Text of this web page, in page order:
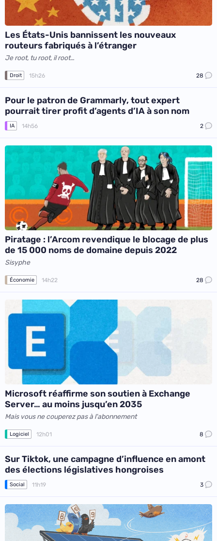
Les États-Unis bannissent les nouveaux
routeurs fabriqués à l’étranger
Je root, tu root, il root…
Droit 15h26 28
Pour le patron de Grammarly, tout expert
pourrait tirer profit d’agents d’IA à son nom
IA 14h56 2
Piratage : l’Arcom revendique le blocage de plus
de 15 000 noms de domaine depuis 2022
Sisyphe
Économie 14h22 28
Microsoft réaffirme son soutien à Exchange
Server… au moins jusqu’en 2035
Mais vous ne couperez pas à l'abonnement
Logiciel 12h01 8
Sur Tiktok, une campagne d’influence en amont
des élections législatives hongroises
Social 11h19 3